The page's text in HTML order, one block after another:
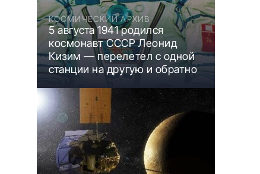
КОСМИЧЕСКИЙ АРХИВ
5 августа 1941 родился
космонавт СССР Леонид
Кизим — перелетел с одной
станции на другую и обратно